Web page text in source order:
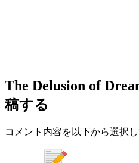
The Delusion of
稿する
コメント内容を以下から選択